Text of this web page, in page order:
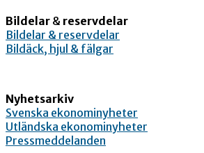
Bildelar & reservdelar
Bildelar & reservdelar
Bildäck, hjul & fälgar
Nyhetsarkiv
Svenska ekonominyheter
Utländska ekonominyheter
Pressmeddelanden